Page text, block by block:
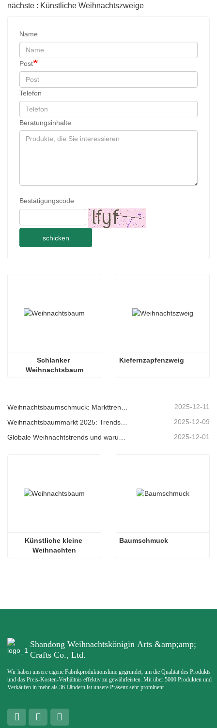
nächste : Künstliche Weihnachtszweige
Name
Post
Telefon
Beratungsinhalte
Bestätigungscode
schicken
Schlanker
Weihnachtsbaum
Kiefernzapfenzweig
2025-12-11
2025-12-09
Globale Weihnachtstrends und warum Christmas Queen weiterhin Marktführer bleibt 2025-12-01
Künstliche kleine
Weihnachten
Baumschmuck
Shandong Weihnachtskönigin Arts &amp;amp;
Crafts Co., Ltd.
Wir haben unsere eigene Fabrikproduktionslinie gegründet, um die Qualität des Produkts
und das Preis-Kosten-Verhältnis effektiv zu gewährleisten. Mit über 5000 Produkten und
Verkäufen in mehr als 36 Ländern ist unsere Präsenz sehr prominent.